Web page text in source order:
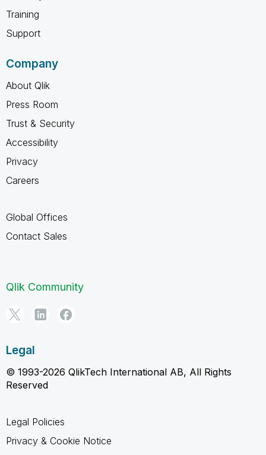
Training
Support
Company
About Qlik
Press Room
Trust & Security
Accessibility
Privacy
Careers
Global Offices
Contact Sales
Qlik Community
Legal
© 1993-2026 QlikTech International AB, All Rights
Reserved
Legal Policies
Privacy & Cookie Notice